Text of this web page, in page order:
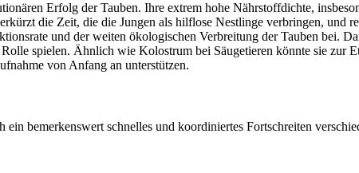
Erfolg der Tauben. Ihre extrem hohe Nährstoffdichte,
die Zeit, die die Jungen als hilflose Nestlinge verbringen, und
und der weiten ökologischen Verbreitung der Tauben bei.
spielen. Ähnlich wie Kolostrum bei Säugetieren könnte sie
von Anfang an unterstützen.
bemerkenswert schnelles und koordiniertes Fortschreiten